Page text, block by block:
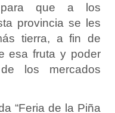
que a los
provincia se les
tierra, a fin de
esa fruta y poder
los mercados
“Feria de la Piña